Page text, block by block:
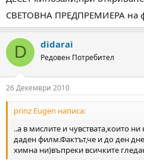
СВЕТОВНА ПРЕДПРЕМИЕРА на
D didarai
Редовен Потребител
26 Декември 2010
prinz Eugen написа:
..а в мислите и чувствата,които
даден филм.Фактът,че и до ден
химна ни)въпреки всичките